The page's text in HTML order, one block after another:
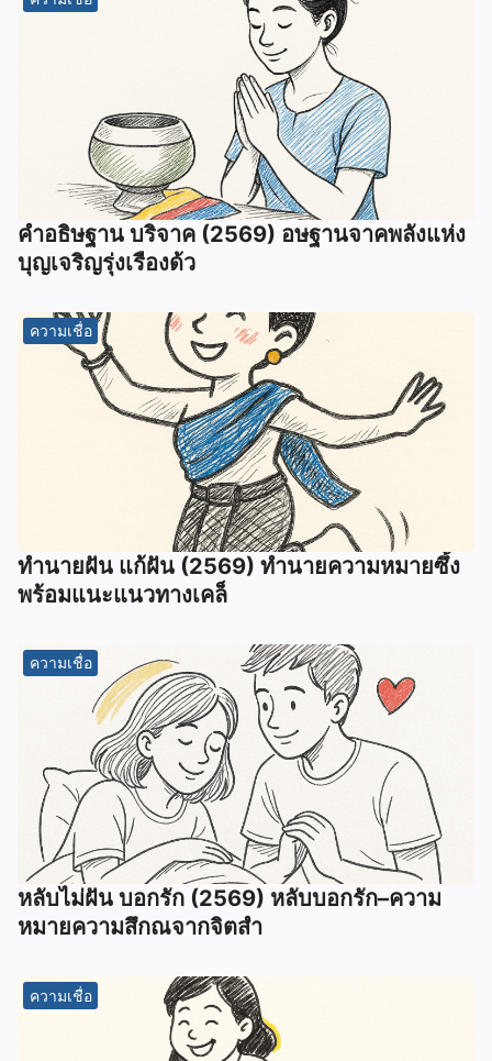
คำอธิษฐาน บริจาค (2569) อษฐานจาคพลังแห่ง
บุญเจริญรุ่งเรืองด้ว
ความเชื่อ
ทํานายฝัน แก้ฝัน (2569) ทํานายความหมายซึ้ง
พร้อมแนะแนวทางเคล็
ความเชื่อ
หลับไม่ฝัน บอกรัก (2569) หลับบอกรัก–ความ
หมายความสึกณจากจิตสำ
ความเชื่อ